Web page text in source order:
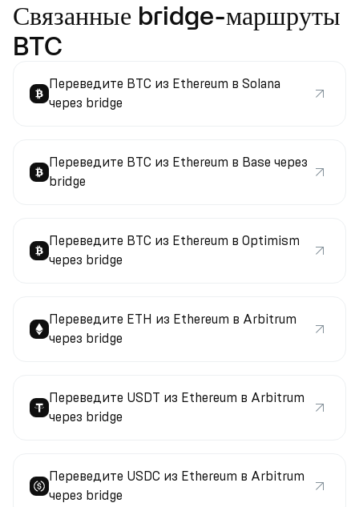
Связанные bridge-маршруты
BTC
Переведите BTC из Ethereum в Solana
через bridge
Переведите BTC из Ethereum в Base через
bridge
Переведите BTC из Ethereum в Optimism
через bridge
Переведите ETH из Ethereum в Arbitrum
через bridge
Переведите USDT из Ethereum в Arbitrum
через bridge
Переведите USDC из Ethereum в Arbitrum
через bridge